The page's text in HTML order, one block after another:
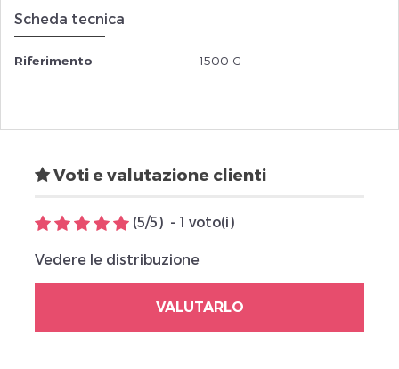
Scheda tecnica
Riferimento 1500 G
Voti e valutazione clienti
(5/5) - 1 voto(i)
Vedere le distribuzione
VALUTARLO